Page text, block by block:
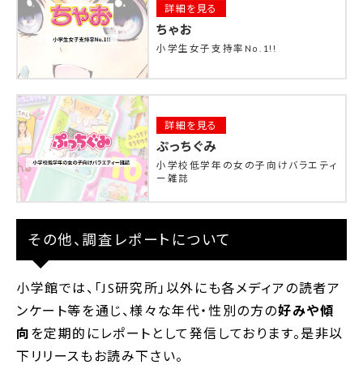
詳細を見る
ちゃお
小学生女子支持率No.1!!
詳細を見る
ぷっちぐみ
小学校低学年の女の子向けバラエティ
ー雑誌
その他、調査レポートについて
小学館では、「JS研究所」以外にも各メディアの読者ア
ンケート等を通じ、様々な年代・性別の方の好みや傾
向 を定期的にレポートとして発信しております。是非以
下リリースもお読み下さい。